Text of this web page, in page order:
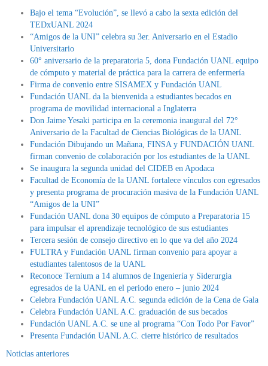
Bajo el tema “Evolución”, se llevó a cabo la sexta edición del
TEDxUANL 2024
“Amigos de la UNI” celebra su 3er. Aniversario en el Estadio
Universitario
60° aniversario de la preparatoria 5, dona Fundación UANL equipo
de cómputo y material de práctica para la carrera de enfermería
Firma de convenio entre SISAMEX y Fundación UANL
Fundación UANL da la bienvenida a estudiantes becados en
programa de movilidad internacional a Inglaterra
Don Jaime Yesaki participa en la ceremonia inaugural del 72°
Aniversario de la Facultad de Ciencias Biológicas de la UANL
Fundación Dibujando un Mañana, FINSA y FUNDACIÓN UANL
firman convenio de colaboración por los estudiantes de la UANL
Se inaugura la segunda unidad del CIDEB en Apodaca
Facultad de Economía de la UANL fortalece vínculos con egresados
y presenta programa de procuración masiva de la Fundación UANL
“Amigos de la UNI”
Fundación UANL dona 30 equipos de cómputo a Preparatoria 15
para impulsar el aprendizaje tecnológico de sus estudiantes
Tercera sesión de consejo directivo en lo que va del año 2024
FULTRA y Fundación UANL firman convenio para apoyar a
estudiantes talentosos de la UANL
Reconoce Ternium a 14 alumnos de Ingeniería y Siderurgia
egresados de la UANL en el periodo enero – junio 2024
Celebra Fundación UANL A.C. segunda edición de la Cena de Gala
Celebra Fundación UANL A.C. graduación de sus becados
Fundación UANL A.C. se une al programa “Con Todo Por Favor”
Presenta Fundación UANL A.C. cierre histórico de resultados
Noticias anteriores